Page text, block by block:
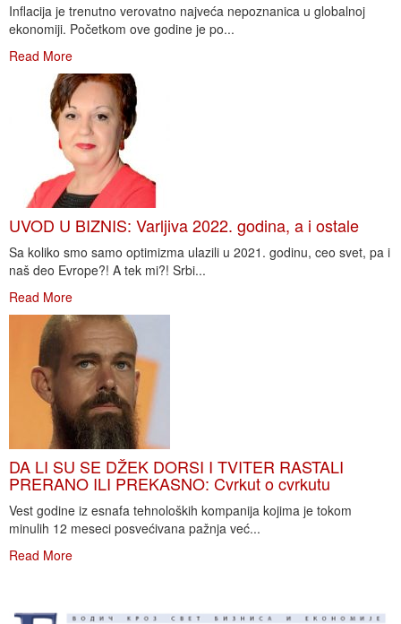
Inflacija je trenutno verovatno najveća nepoznanica u globalnoj
ekonomiji. Početkom ove godine je po...
Read More
UVOD U BIZNIS: Varljiva 2022. godina, a i ostale
Sa koliko smo samo optimizma ulazili u 2021. godinu, ceo svet, pa i
naš deo Evrope?! A tek mi?! Srbi...
Read More
DA LI SU SE DŽEK DORSI I TVITER RASTALI
PRERANO ILI PREKASNO: Cvrkut o cvrkutu
Vest godine iz esnafa tehnoloških kompanija kojima je tokom
minulih 12 meseci posvećivana pažnja već...
Read More